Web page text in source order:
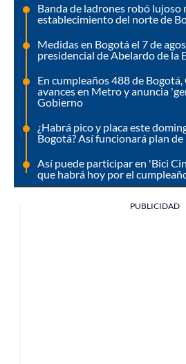
Banda de ladrones robó lujoso
establecimiento del norte de
Medidas en Bogotá el 7 de
presidencial de Abelardo de la
En cumpleaños 488 de Bogotá,
avances en Metro y anuncia
Gobierno
¿Habrá pico y placa este
Bogotá? Así funcionará plan
Así puede participar en 'Bici
que habrá hoy por el
PUBLICIDAD